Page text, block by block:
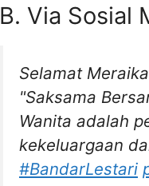
B. Via Sosial
Selamat
"Saksama
Wanita adalah
kekeluargaan
#BandarLestari